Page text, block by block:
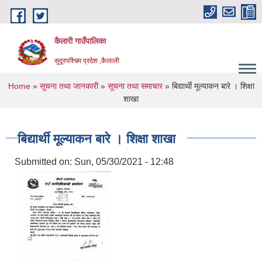
Skip to main content
कैलारी गाउँपालिका
सुदूरपश्चिम प्रदेश ,कैलाली
You are here
Home» सूचना तथा जानकारी» सूचना तथा समाचार» बिद्यार्थी मूल्या‌कन बारे । शिक्षा
शाखा
बिद्यार्थी मूल्या‌कन बारे । शिक्षा शाखा
Submitted on: Sun, 05/30/2021 - 12:48